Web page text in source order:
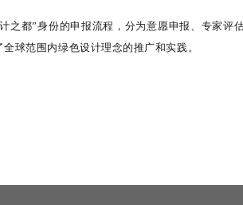
之都”身份的申报流程 ，分为意愿申报、专家评
球范围内绿色设计理念的推广和实践。